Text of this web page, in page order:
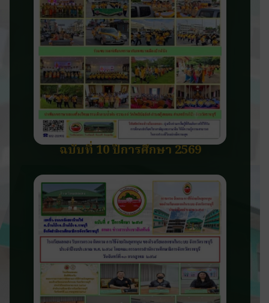
ฉบับที่ 10 ปีการศึกษา 2569